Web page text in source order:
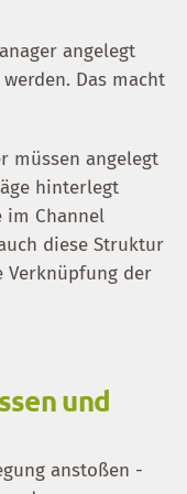
angelegt
Das macht
müssen angelegt
hinterlegt
im Channel
diese Struktur
Verknüpfung der
und
anstoßen -